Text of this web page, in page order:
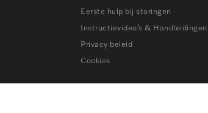
Eerste hulp bij storingen
Instructievideo’s & Handleidingen
Privacy beleid
Cookies